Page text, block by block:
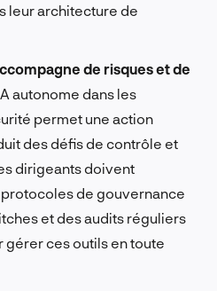
leur architecture de
de risques et de
autonome dans les
permet une action
des défis de contrôle et
dirigeants doivent
protocoles de gouvernance
et des audits réguliers
gérer ces outils en toute